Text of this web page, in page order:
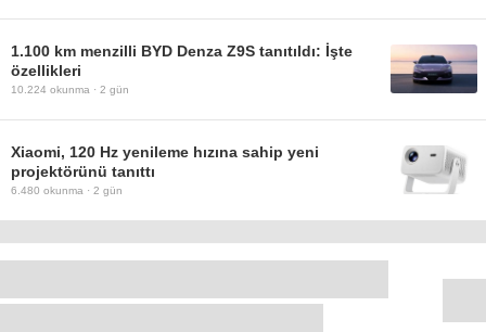
1.100 km menzilli BYD Denza Z9S tanıtıldı: İşte
özellikleri
10.224 okunma · 2 gün
Xiaomi, 120 Hz yenileme hızına sahip yeni
projektörünü tanıttı
6.480 okunma · 2 gün